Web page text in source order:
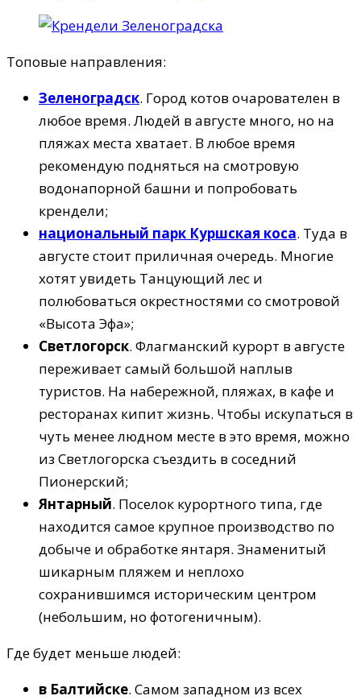
Топовые направления:
Зеленоградск. Город котов очарователен в
любое время. Людей в августе много, но на
пляжах места хватает. В любое время
рекомендую подняться на смотровую
водонапорной башни и попробовать
крендели;
национальный парк Куршская коса. Туда в
августе стоит приличная очередь. Многие
хотят увидеть Танцующий лес и
полюбоваться окрестностями со смотровой
«Высота Эфа»;
Светлогорск. Флагманский курорт в августе
переживает самый большой наплыв
туристов. На набережной, пляжах, в кафе и
ресторанах кипит жизнь. Чтобы искупаться в
чуть менее людном месте в это время, можно
из Светлогорска съездить в соседний
Пионерский;
Янтарный. Поселок курортного типа, где
находится самое крупное производство по
добыче и обработке янтаря. Знаменитый
шикарным пляжем и неплохо
сохранившимся историческим центром
(небольшим, но фотогеничным).
Где будет меньше людей:
в Балтийске. Самом западном из всех